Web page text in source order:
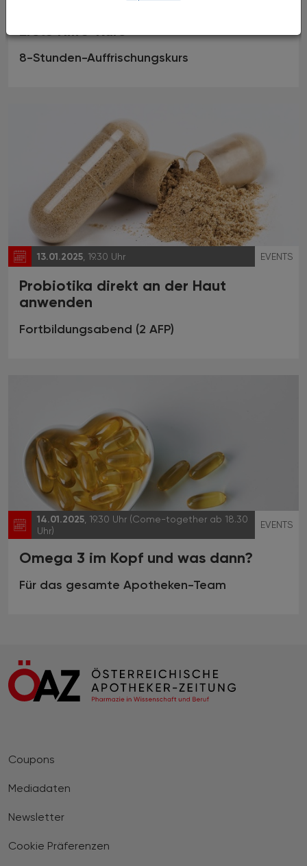
Erste Hilfe-Kurs
8-Stunden-Auffrischungskurs
13.01.2025 , 19.30 Uhr EVENTS
Probiotika direkt an der Haut
anwenden
Fortbildungsabend (2 AFP)
14.01.2025 , 19.30 Uhr (Come-together ab 18.30
Uhr)
EVENTS
Omega 3 im Kopf und was dann?
Für das gesamte Apotheken-Team
Coupons
Mediadaten
Newsletter
Cookie Präferenzen